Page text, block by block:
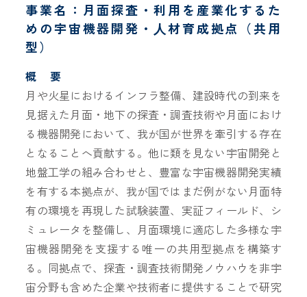
事業名：月面探査・利用を産業化するた
めの宇宙機器開発・⼈材育成拠点（共用
型）
概 要
月や火星におけるインフラ整備、建設時代の到来を
見据えた月面・地下の探査・調査技術や月面におけ
る機器開発において、我が国が世界を牽引する存在
となることへ貢献する。他に類を見ない宇宙開発と
地盤⼯学の組み合わせと、豊富な宇宙機器開発実績
を有する本拠点が、我が国ではまだ例がない月面特
有の環境を再現した試験装置、実証フィールド、シ
ミュレータを整備し、月面環境に適応した多様な宇
宙機器開発を支援する唯一の共用型拠点を構築す
る。同拠点で、探査・調査技術開発ノウハウを非宇
宙分野も含めた企業や技術者に提供することで研究